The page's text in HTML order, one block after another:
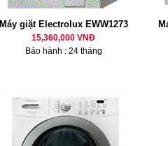
Máy giặt Electrolux EWW1273
15,360,000 VNĐ
Bảo hành : 24 tháng